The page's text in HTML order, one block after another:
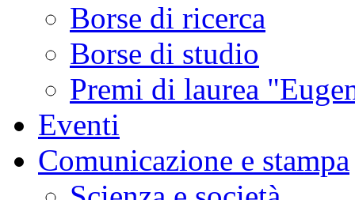
Borse di ricerca
Borse di studio
Premi di laurea
Eventi
Comunicazione e stampa